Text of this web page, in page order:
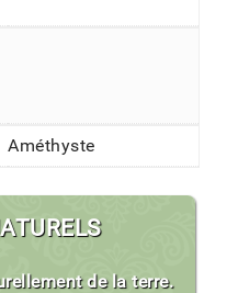
Améthyste
de la terre.